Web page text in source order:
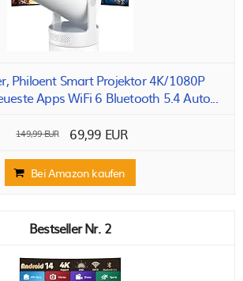
Philoent Smart Projektor 4K/1080P
Apps WiFi 6 Bluetooth 5.4 Auto...
149,99 EUR 69,99 EUR
Bei Amazon kaufen
2